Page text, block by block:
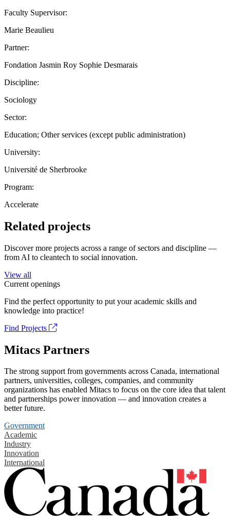
Faculty Supervisor:
Marie Beaulieu
Partner:
Fondation Jasmin Roy Sophie Desmarais
Discipline:
Sociology
Sector:
Education; Other services (except public administration)
University:
Université de Sherbrooke
Program:
Accelerate
Related projects
Discover more projects across a range of sectors and discipline —
from AI to cleantech to social innovation.
View all
Current openings
Find the perfect opportunity to put your academic skills and
knowledge into practice!
Find Projects
Mitacs Partners
The strong support from governments across Canada, international
partners, universities, colleges, companies, and community
organizations has enabled Mitacs to focus on the core idea that talent
and partnerships power innovation — and innovation creates a
better future.
Government
Academic
Industry
Innovation
International